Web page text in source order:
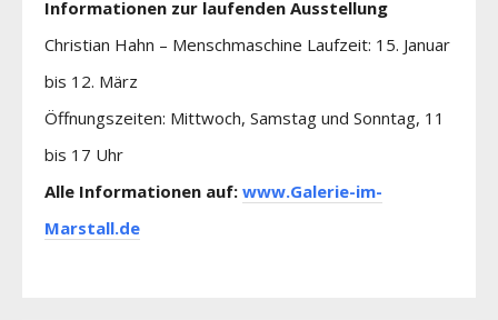
Informationen zur laufenden Ausstellung
Christian Hahn – Menschmaschine Laufzeit: 15. Januar
bis 12. März
Öffnungszeiten: Mittwoch, Samstag und Sonntag, 11
bis 17 Uhr
Alle Informationen auf: www.Galerie-im-
Marstall.de